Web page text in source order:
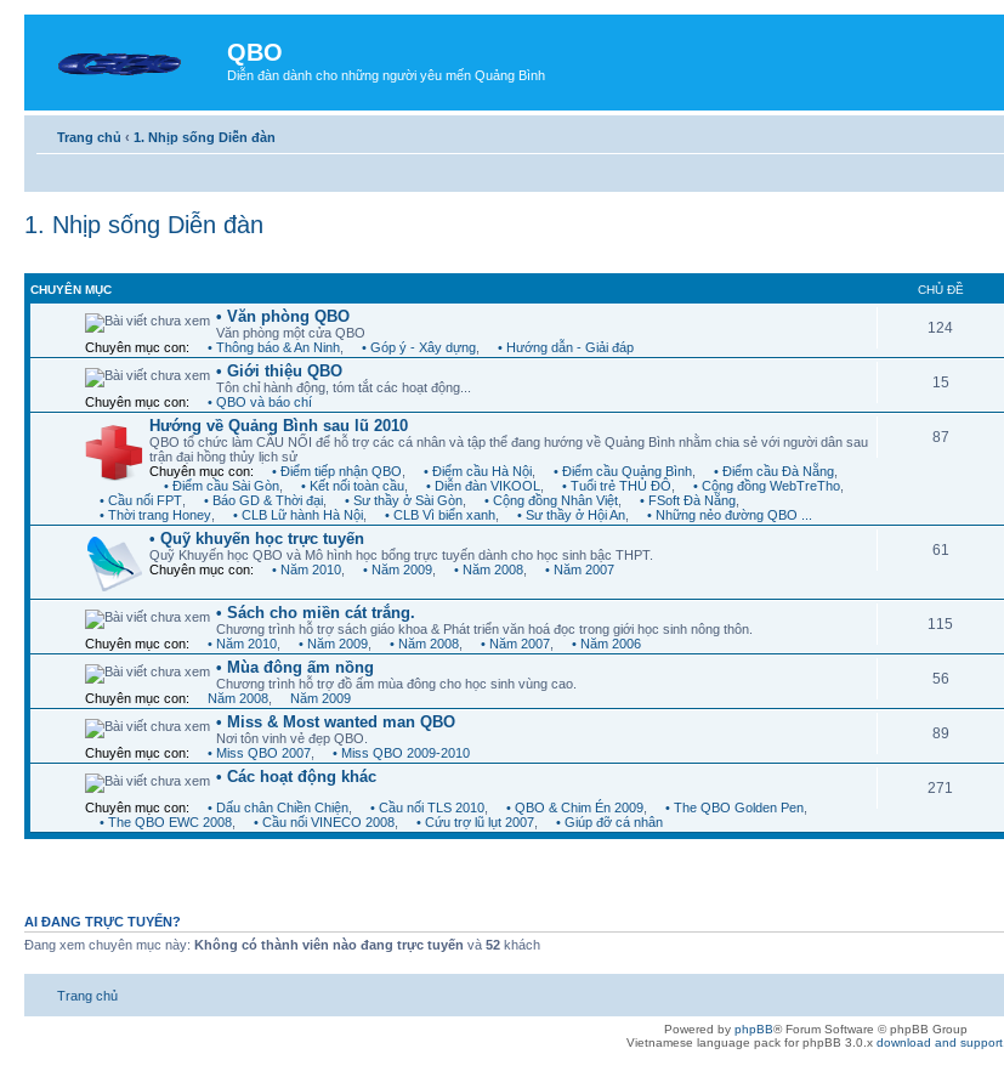
QBO
Diễn đàn dành cho những người yêu mến Quảng Bình
Trang chủ ‹ 1. Nhịp sống Diễn đàn
1. Nhịp sống Diễn đàn
CHUYÊN MỤC CHỦ ĐỀ
• Văn phòng QBO
Văn phòng một cửa QBO
Chuyên mục con:
• Thông báo & An Ninh • Góp ý - Xây dựng • Hướng dẫn - Giải đáp
124
• Giới thiệu QBO
Tôn chỉ hành động, tóm tắt các hoạt động...
Chuyên mục con:
• QBO và báo chí
15
Hướng về Quảng Bình sau lũ 2010
QBO tổ chức làm CẦU NỐI để hỗ trợ các cá nhân và tập thể đang hướng về Quảng Bình nhằm chia sẻ với người dân sau
trận đại hồng thủy lịch sử
Chuyên mục con:
• Điểm tiếp nhận QBO • Điểm cầu Hà Nội • Điểm cầu Quảng Bình • Điểm cầu Đà Nẵng
• Điểm cầu Sài Gòn
• Kết nối toàn cầu • Diễn đàn VIKOOL • Tuổi trẻ THỦ ĐÔ • Cộng đồng WebTreTho
• Cầu nối FPT
• Báo GD & Thời đại • Sư thầy ở Sài Gòn • Cộng đồng Nhân Việt • FSoft Đà Nẵng
• Thời trang Honey
• CLB Lữ hành Hà Nội • CLB Vì biển xanh • Sư thầy ở Hội An • Những nẻo đường QBO ...
87
• Quỹ khuyến học trực tuyến
Quỹ Khuyến học QBO và Mô hình học bổng trực tuyến dành cho học sinh bậc THPT.
Chuyên mục con:
• Năm 2010 • Năm 2009 • Năm 2008 • Năm 2007
61
• Sách cho miền cát trắng.
Chương trình hỗ trợ sách giáo khoa & Phát triển văn hoá đọc trong giới học sinh nông thôn.
Chuyên mục con:
• Năm 2010 • Năm 2009 • Năm 2008 • Năm 2007 • Năm 2006
115
• Mùa đông ấm nồng
Chương trình hỗ trợ đồ ấm mùa đông cho học sinh vùng cao.
Chuyên mục con:
Năm 2008 Năm 2009
56
• Miss & Most wanted man QBO
Nơi tôn vinh vẻ đẹp QBO.
Chuyên mục con:
• Miss QBO 2007 • Miss QBO 2009-2010
89
• Các hoạt động khác
Chuyên mục con: • Dấu chân Chiền Chiện • Cầu nối TLS 2010 • QBO & Chim Én 2009 • The QBO Golden Pen
• The QBO EWC 2008
• Cầu nối VINECO 2008 • Cứu trợ lũ lụt 2007 • Giúp đỡ cá nhân
271
AI ĐANG TRỰC TUYẾN?
Đang xem chuyên mục này: Không có thành viên nào đang trực tuyến và 52 khách
Trang chủ
Powered by phpBB® Forum Software © phpBB Group
Vietnamese language pack for phpBB 3.0.x download and support.